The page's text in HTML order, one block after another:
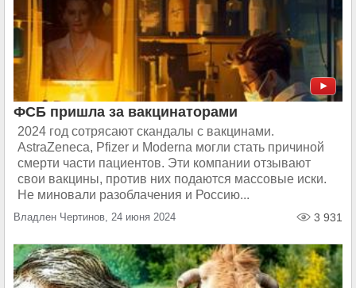
ФСБ пришла за вакцинаторами
2024 год сотрясают скандалы с вакцинами.
AstraZeneca, Pfizer и Moderna могли стать причиной
смерти части пациентов. Эти компании отзывают
свои вакцины, против них подаются массовые иски.
Не миновали разоблачения и Россию...
Владлен Чертинов, 24 июня 2024 3 931